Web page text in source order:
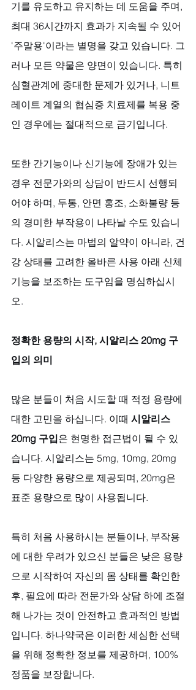
기를 유도하고 유지하는 데 도움을 주며,
최대 36시간까지 효과가 지속될 수 있어
'주말용'이라는 별명을 갖고 있습니다. 그
러나 모든 약물은 양면이 있습니다. 특히
심혈관계에 중대한 문제가 있거나, 니트
레이트 계열의 협심증 치료제를 복용 중
인 경우에는 절대적으로 금기입니다.
또한 간기능이나 신기능에 장애가 있는
경우 전문가와의 상담이 반드시 선행되
어야 하며, 두통, 안면 홍조, 소화불량 등
의 경미한 부작용이 나타날 수도 있습니
다. 시알리스는 마법의 알약이 아니라, 건
강 상태를 고려한 올바른 사용 아래 신체
기능을 보조하는 도구임을 명심하십시
오.
정확한 용량의 시작, 시알리스 20mg 구
입의 의미
많은 분들이 처음 시도할 때 적정 용량에
대한 고민을 하십니다. 이때 시알리스
20mg 구입은 현명한 접근법이 될 수 있
습니다. 시알리스는 5mg, 10mg, 20mg
등 다양한 용량으로 제공되며, 20mg은
표준 용량으로 많이 사용됩니다.
특히 처음 사용하시는 분들이나, 부작용
에 대한 우려가 있으신 분들은 낮은 용량
으로 시작하여 자신의 몸 상태를 확인한
후, 필요에 따라 전문가와 상담 하에 조절
해 나가는 것이 안전하고 효과적인 방법
입니다. 하나약국은 이러한 세심한 선택
을 위해 정확한 정보를 제공하며, 100%
정품을 보장합니다.